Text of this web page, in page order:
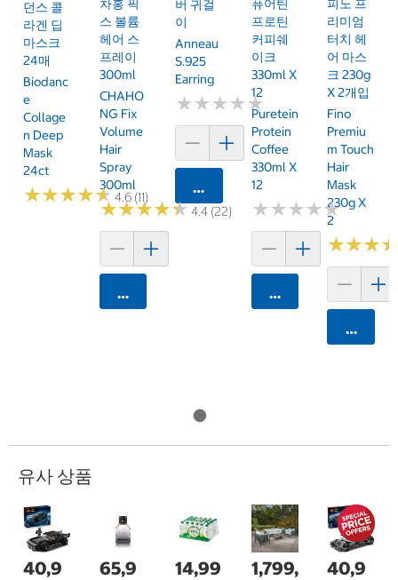
던스 콜
라겐 딥
마스크
24매
Biodanc
E
Collage
N Deep
Mask
24ct
★★★★★
★★★★★4.6 (11)
차홍 픽
스 볼륨
헤어 스
프레이
300ml
CHAHO
NG Fix
Volume
Hair
Spray
300ml
★★★★★
★★★★★4.4 (22)
카트에 담기
버 귀걸
이
Anneau
S.925
Earring
★★★★★
★★★★★
카트에 담기
퓨어틴
프로틴
커피쉐
이크
330ml X
12
Puretein
Protein
Coffee
330ml X
12
★★★★★
★★★★★
카트에 담기
피노 프
리미엄
터치 헤
어 마스
크 230g
X 2개입
Fino
Premiu
M Touch
Hair
Mask
230g X
2
★★★
★★★
카트에
유사 상품
40,9
65,9
14,99
1,799,
40,9